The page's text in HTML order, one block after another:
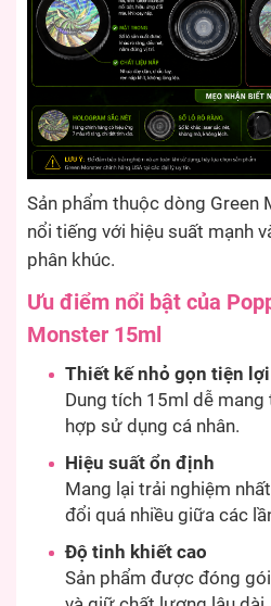
Sản phẩm thuộc dòng Green
nổi tiếng với hiệu suất mạnh
phân khúc.
Ưu điểm nổi bật của
Monster 15ml
Thiết kế nhỏ gọn tiện lợi
Dung tích 15ml dễ mang
hợp sử dụng cá nhân.
Hiệu suất ổn định
Mang lại trải nghiệm
đổi quá nhiều giữa các
Độ tinh khiết cao
Sản phẩm được đóng